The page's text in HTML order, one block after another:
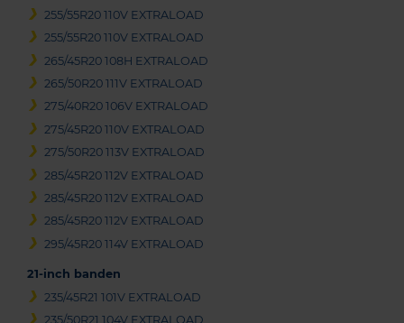
255/55R20 110V EXTRALOAD
255/55R20 110V EXTRALOAD
265/45R20 108H EXTRALOAD
265/50R20 111V EXTRALOAD
275/40R20 106V EXTRALOAD
275/45R20 110V EXTRALOAD
275/50R20 113V EXTRALOAD
285/45R20 112V EXTRALOAD
285/45R20 112V EXTRALOAD
285/45R20 112V EXTRALOAD
295/45R20 114V EXTRALOAD
21-inch banden
235/45R21 101V EXTRALOAD
235/50R21 104V EXTRALOAD